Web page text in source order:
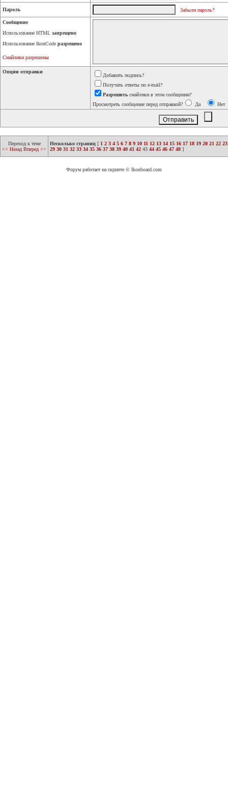
Пароль Забыли пароль?
Сообщение
Использование HTML запрещено
Использование IkonCode разрешено
Смайлики разрешены
Опции отправки
Добавить подпись?
Получать ответы по e-mail?
Разрешить смайлики в этом сообщении?
Просмотреть сообщение перед отправкой?
Да Нет
Переход к теме
<< Назад Вперед >>
Несколько страниц [ 1 2 3 4 5 6 7 8 9 10 11 12 13 14 15 16 17 18 19 20 21 22 23
29 30 31 32 33 34 35 36 37 38 39 40 41 42 43 44 45 46 47 48 ]
Форум работает на скрипте © Ikonboard.com